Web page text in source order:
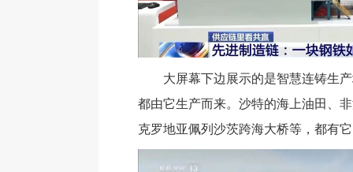
大屏幕下边展示的是智慧连铸生
都由它生产而来。沙特的海上油田、
克罗地亚佩列沙茨跨海大桥等，都有